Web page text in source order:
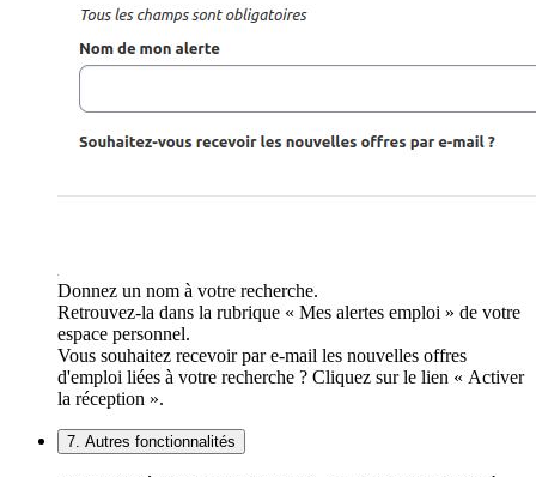
Donnez un nom à votre recherche.
Retrouvez-la dans la rubrique « Mes alertes emploi » de votre
espace personnel.
Vous souhaitez recevoir par e-mail les nouvelles offres
d'emploi liées à votre recherche ? Cliquez sur le lien « Activer
la réception ».
7. Autres fonctionnalités